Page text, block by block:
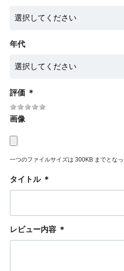
年代
評価 ＊
画像
一つのファイルサイズは 300KB までとなっ
タイトル ＊
レビュー内容 ＊